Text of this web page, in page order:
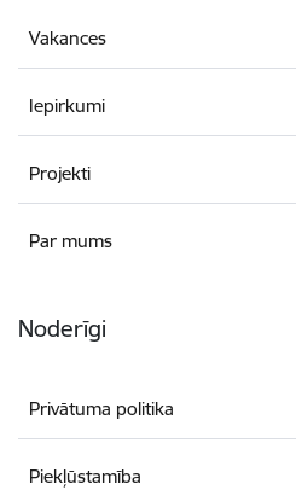
Vakances
Iepirkumi
Projekti
Par mums
Noderīgi
Privātuma politika
Piekļūstamība